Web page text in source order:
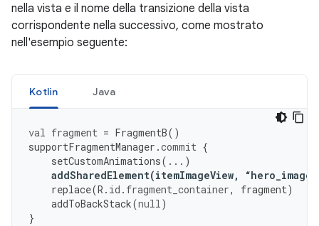
nella vista e il nome della transizione della vista
corrispondente nella successivo, come mostrato
nell'esempio seguente:
Kotlin Java
val fragment = FragmentB()
supportFragmentManager .commit {
setCustomAnimations(...)
addSharedElement(itemImageView, “hero_image
replace(R . id . fragment_container, fragment)
addToBackStack(null)
}